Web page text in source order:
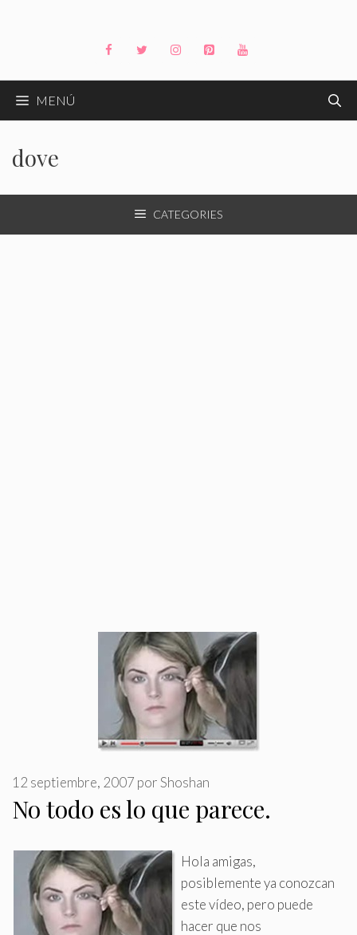
MENÚ
dove
CATEGORIES
No todo es lo que parece.
12 septiembre, 2007 porShoshan
Hola amigas,
posiblemente ya conozcan
este vídeo, pero puede
hacer que nos